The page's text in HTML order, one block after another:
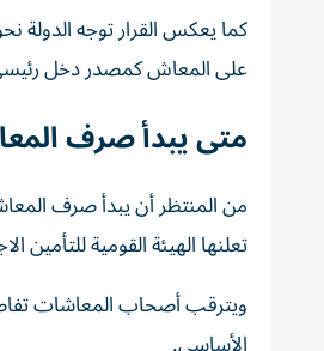
كما يعكس القرار توجه الدولة
على المعاش كمصدر دخل
متى يبدأ صرف
تعلنها الهيئة القومية للتأمين
ويترقب أصحاب المعاشات